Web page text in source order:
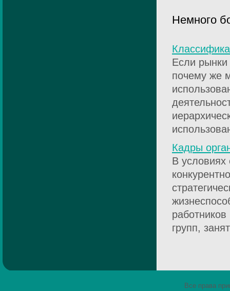
Немного
Если рынки
почему же
Кадры
В условиях
групп,
Все права